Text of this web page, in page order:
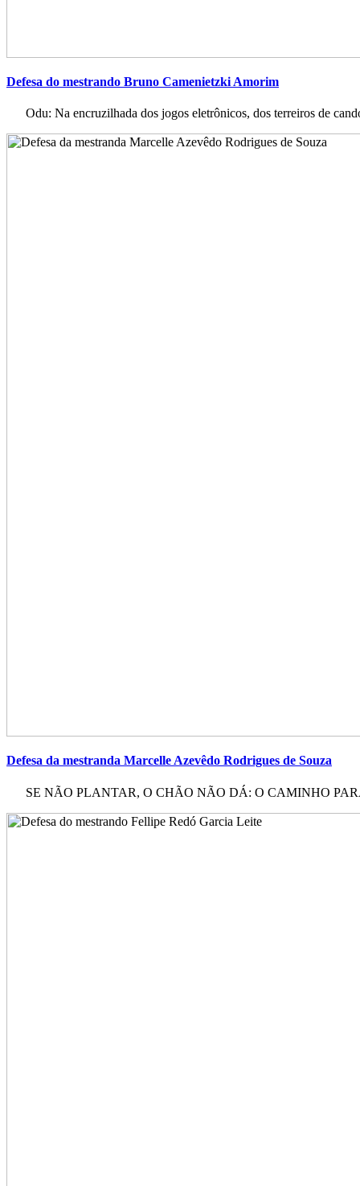
Defesa do mestrando Bruno Camenietzki Amorim
Odu: Na encruzilhada dos jogos eletrônicos, dos terreiros de
Defesa da mestranda Marcelle Azevêdo Rodrigues de Souza
SE NÃO PLANTAR, O CHÃO NÃO DÁ: O CAMINHO